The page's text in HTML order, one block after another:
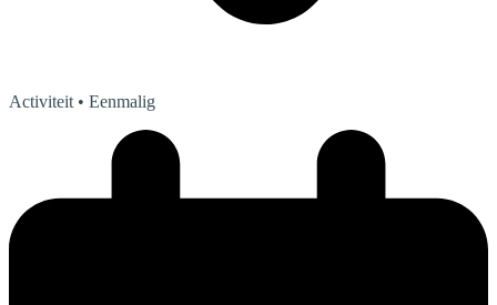
Activiteit • Eenmalig